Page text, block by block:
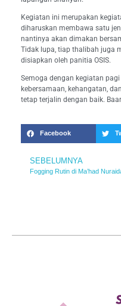
Kegiatan ini merupakan
diharuskan membawa satu
nantinya akan dimakan
Tidak lupa, tiap thalibah juga
disiapkan oleh panitia OSIS.
Semoga dengan kegiatan
kebersamaan, kehangatan,
tetap terjalin dengan baik.
Facebook
SEBELUMNYA
Fogging Rutin di Ma’had